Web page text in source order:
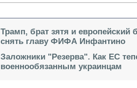
Трамп, брат зятя и европейский
снять главу ФИФА Инфантино
Заложники "Резерва". Как ЕС
военнообязанным украинцам